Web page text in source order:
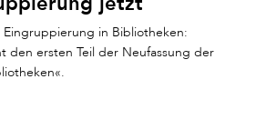
in Bibliotheken:
den ersten Teil der Neufassung der